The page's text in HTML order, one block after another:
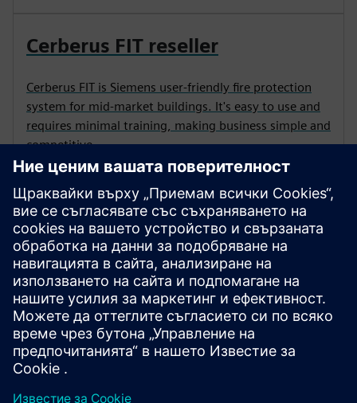
Cerberus FIT reseller
Cerberus FIT is Siemens user-friendly fire protection
system for mid-market buildings. It's easy to use and
requires minimal training, making business simple and
competitive.
Cerberus FIT FC360
The FC360 Desktop Editor allows offline viewing and
editing of system configurations. It also offers self-
learning opportunities for installers to build expertise
with a "virtual" system.